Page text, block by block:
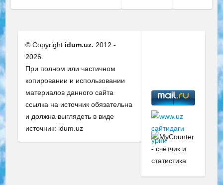
© Copyright idum.uz. 2012 -
2026.
При полном или частичном
копировании и использовании
материалов данного сайта
ссылка на источник обязательна
и должна выглядеть в виде
источник: idum.uz